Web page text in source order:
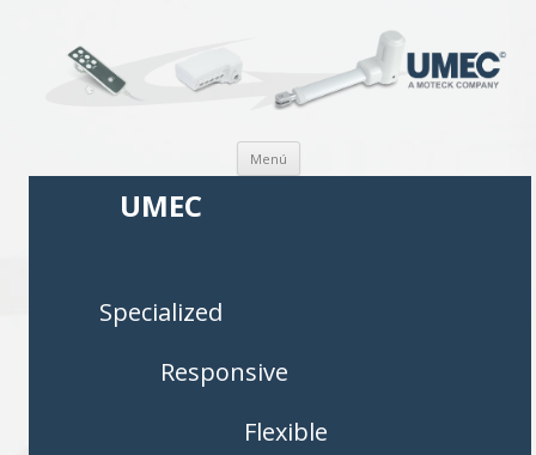
Menú Saltar al contenido
UMEC
Specialized
Responsive
Flexible